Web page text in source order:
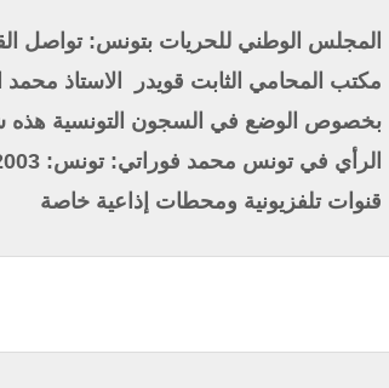
المجلس الوطني للحريات بتونس: تواصل
مكتب المحامي الثابت قويدر
الاستاذ
بخصوص الوضع في السجون التونسية هذه
الرأي في تونس محمد فوراتي: تونس: 2003 سنة وطنية للقراءة
قنوات تلفزيونية ومحطات إذاعية خاصة